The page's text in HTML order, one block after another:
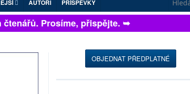
AUTOŘI PŘÍSPĚVKY
Prosíme, přispějte. ➥
OBJEDNAT PŘEDPLATNÉ